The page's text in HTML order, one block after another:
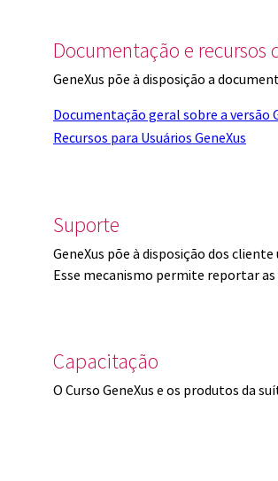
Documentação e recursos
GeneXus põe à disposição a
Documentação geral sobre a versão
Recursos para Usuários GeneXus
Suporte
GeneXus põe à disposição dos
Esse mecanismo permite reportar
Capacitação
O Curso GeneXus e os produtos da